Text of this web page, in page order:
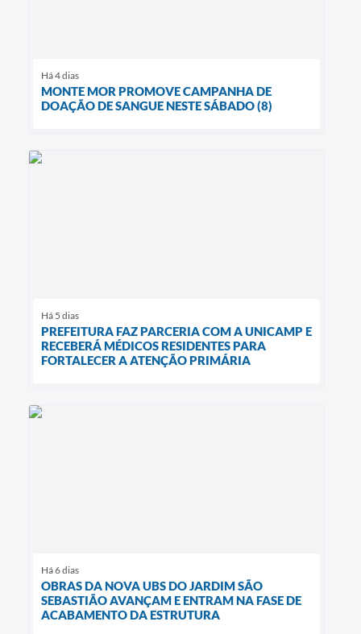
Há 4 dias
MONTE MOR PROMOVE CAMPANHA DE
DOAÇÃO DE SANGUE NESTE SÁBADO (8)
Há 5 dias
PREFEITURA FAZ PARCERIA COM A UNICAMP E
RECEBERÁ MÉDICOS RESIDENTES PARA
FORTALECER A ATENÇÃO PRIMÁRIA
Há 6 dias
OBRAS DA NOVA UBS DO JARDIM SÃO
SEBASTIÃO AVANÇAM E ENTRAM NA FASE DE
ACABAMENTO DA ESTRUTURA